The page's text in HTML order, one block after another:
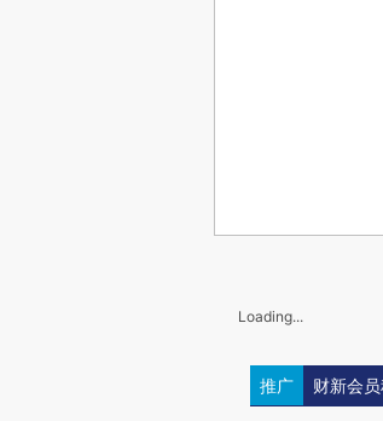
Loading...
推广 财新会